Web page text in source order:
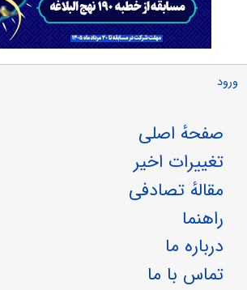
ورود
صفحهٔ اصلی
تغییرات اخیر
مقالهٔ تصادفی
راهنما
درباره ما
تماس با ما